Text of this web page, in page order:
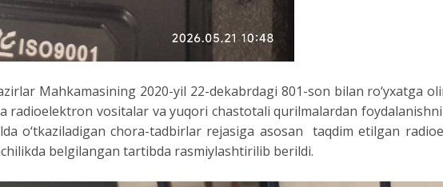
Mahkamasining 2020-yil 22-dekabrdagi 801-son bilan ro‘yxatga
radioelektron vositalar va yuqori chastotali qurilmalardan
o‘tkaziladigan chora-tadbirlar rejasiga asosan taqdim etilgan
belgilangan tartibda rasmiylashtirilib berildi.